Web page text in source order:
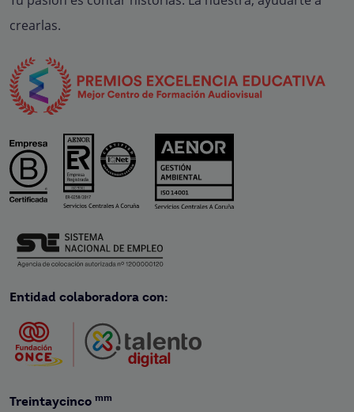
crearlas.
Entidad colaboradora con:
Treintaycinco mm